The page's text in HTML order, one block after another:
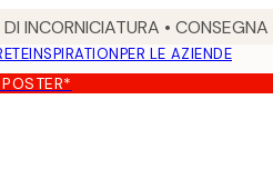
INCORNICIATURA •
INSPIRATIONPER LE AZIENDE